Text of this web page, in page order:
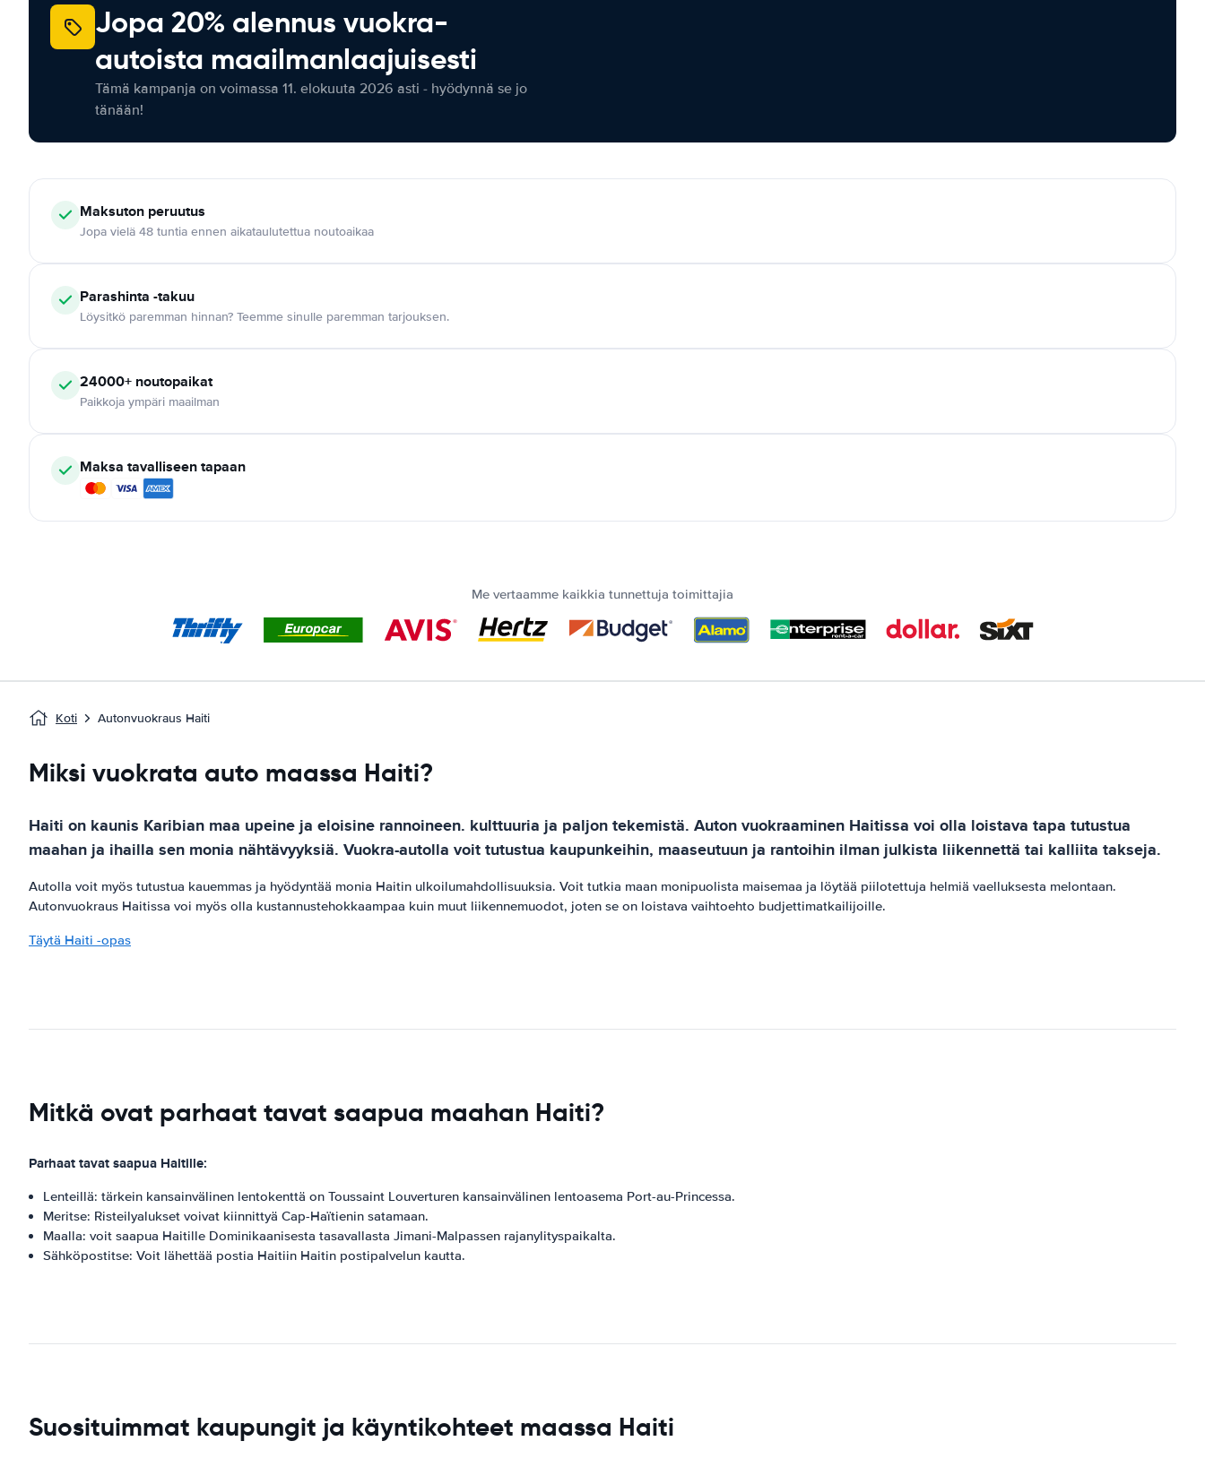
Jopa 20% alennus vuokra-
autoista maailmanlaajuisesti
Tämä kampanja on voimassa 11. elokuuta 2026 asti - hyödynnä se jo
tänään!
Maksuton peruutus
Jopa vielä 48 tuntia ennen aikataulutettua noutoaikaa
Parashinta -takuu
Löysitkö paremman hinnan? Teemme sinulle paremman tarjouksen.
24000+ noutopaikat
Paikkoja ympäri maailman
Maksa tavalliseen tapaan
Me vertaamme kaikkia tunnettuja toimittajia
Koti Autonvuokraus Haiti
Miksi vuokrata auto maassa Haiti?
Haiti on kaunis Karibian maa upeine ja eloisine rannoineen. kulttuuria ja paljon tekemistä. Auton vuokraaminen Haitissa voi olla loistava tapa tutustua
maahan ja ihailla sen monia nähtävyyksiä. Vuokra-autolla voit tutustua kaupunkeihin, maaseutuun ja rantoihin ilman julkista liikennettä tai kalliita takseja.
Autolla voit myös tutustua kauemmas ja hyödyntää monia Haitin ulkoilumahdollisuuksia. Voit tutkia maan monipuolista maisemaa ja löytää piilotettuja helmiä vaelluksesta melontaan.
Autonvuokraus Haitissa voi myös olla kustannustehokkaampaa kuin muut liikennemuodot, joten se on loistava vaihtoehto budjettimatkailijoille.
Täytä Haiti -opas
Mitkä ovat parhaat tavat saapua maahan Haiti?
Parhaat tavat saapua Haitille:
Lenteillä: tärkein kansainvälinen lentokenttä on Toussaint Louverturen kansainvälinen lentoasema Port-au-Princessa.
Meritse: Risteilyalukset voivat kiinnittyä Cap-Haïtienin satamaan.
Maalla: voit saapua Haitille Dominikaanisesta tasavallasta Jimani-Malpassen rajanylityspaikalta.
Sähköpostitse: Voit lähettää postia Haitiin Haitin postipalvelun kautta.
Suosituimmat kaupungit ja käyntikohteet maassa Haiti